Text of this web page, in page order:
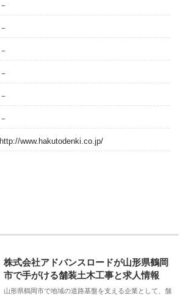
－
－
－
－
－
－
http://www.hakutodenki.co.jp/
株式会社アドバンスロードが山形県鶴岡
市で手がける舗装土木工事と求人情報
山形県鶴岡市で地域の道路基盤を支える企業として、舗